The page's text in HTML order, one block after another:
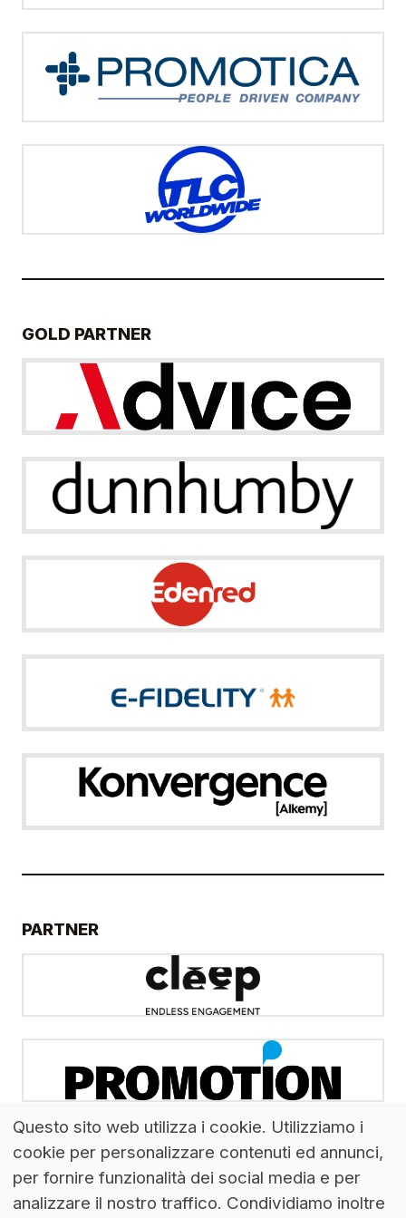
GOLD PARTNER
PARTNER
Questo sito web utilizza i cookie. Utilizziamo i
cookie per personalizzare contenuti ed annunci,
per fornire funzionalità dei social media e per
analizzare il nostro traffico. Condividiamo inoltre